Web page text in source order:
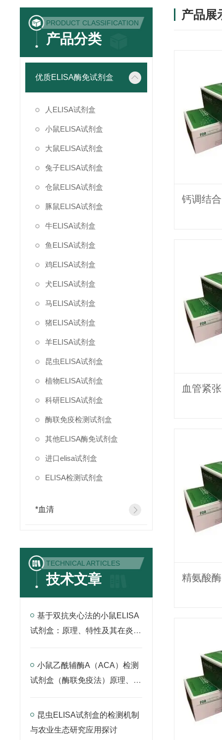
PRODUCT CLASSIFICATION
产品分类
优质ELISA酶免试剂盒
人ELISA试剂盒
小鼠ELISA试剂盒
大鼠ELISA试剂盒
兔子ELISA试剂盒
仓鼠ELISA试剂盒
豚鼠ELISA试剂盒
牛ELISA试剂盒
鱼ELISA试剂盒
鸡ELISA试剂盒
犬ELISA试剂盒
马ELISA试剂盒
猪ELISA试剂盒
羊ELISA试剂盒
昆虫ELISA试剂盒
植物ELISA试剂盒
科研ELISA试剂盒
酶联免疫检测试剂盒
其他ELISA酶免试剂盒
进口elisa试剂盒
ELISA检测试剂盒
*血清
TECHNICAL ARTICLES
技术文章
基于双抗夹心法的小鼠ELISA
试剂盒：原理、特性及其在炎症
小鼠乙酰辅酶A（ACA）检测
试剂盒（酶联免疫法）原理、应
昆虫ELISA试剂盒的检测机制
与农业生态研究应用探讨
产品展